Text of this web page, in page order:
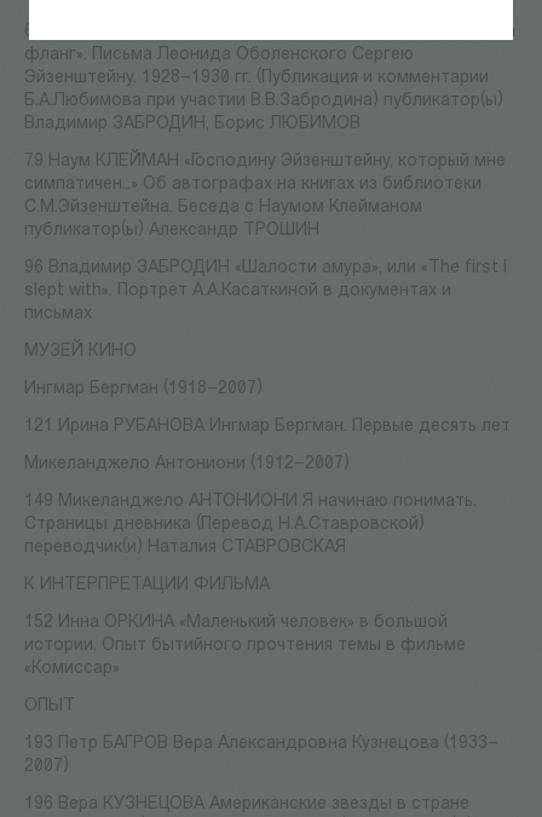
66 «Папа! Набирайтесь силы, приезжайте и становитесь на
фланг». Письма Леонида Оболенского Сергею
Эйзенштейну. 1928–1930 гг. (Публикация и комментарии
Б.А.Любимова при участии В.В.Забродина) публикатор(ы)
Владимир ЗАБРОДИН, Борис ЛЮБИМОВ
79 Наум КЛЕЙМАН «Господину Эйзенштейну, который мне
симпатичен…» Об автографах на книгах из библиотеки
С.М.Эйзенштейна. Беседа с Наумом Клейманом
публикатор(ы) Александр ТРОШИН
96 Владимир ЗАБРОДИН «Шалости амура», или «The first I
slept with». Портрет А.А.Касаткиной в документах и
письмах
МУЗЕЙ КИНО
Ингмар Бергман (1918–2007)
121 Ирина РУБАНОВА Ингмар Бергман. Первые десять лет
Микеланджело Антониони (1912–2007)
149 Микеланджело АНТОНИОНИ Я начинаю понимать.
Страницы дневника (Перевод Н.А.Ставровской)
переводчик(и) Наталия СТАВРОВСКАЯ
К ИНТЕРПРЕТАЦИИ ФИЛЬМА
152 Инна ОРКИНА «Маленький человек» в большой
истории. Опыт бытийного прочтения темы в фильме
«Комиссар»
ОПЫТ
193 Петр БАГРОВ Вера Александровна Кузнецова (1933–
2007)
196 Вера КУЗНЕЦОВА Американские звезды в стране